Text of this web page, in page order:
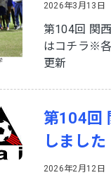
2026年3月13日
第104回 関
はコチラ※
更新
第104回
しました
2026年2月12日